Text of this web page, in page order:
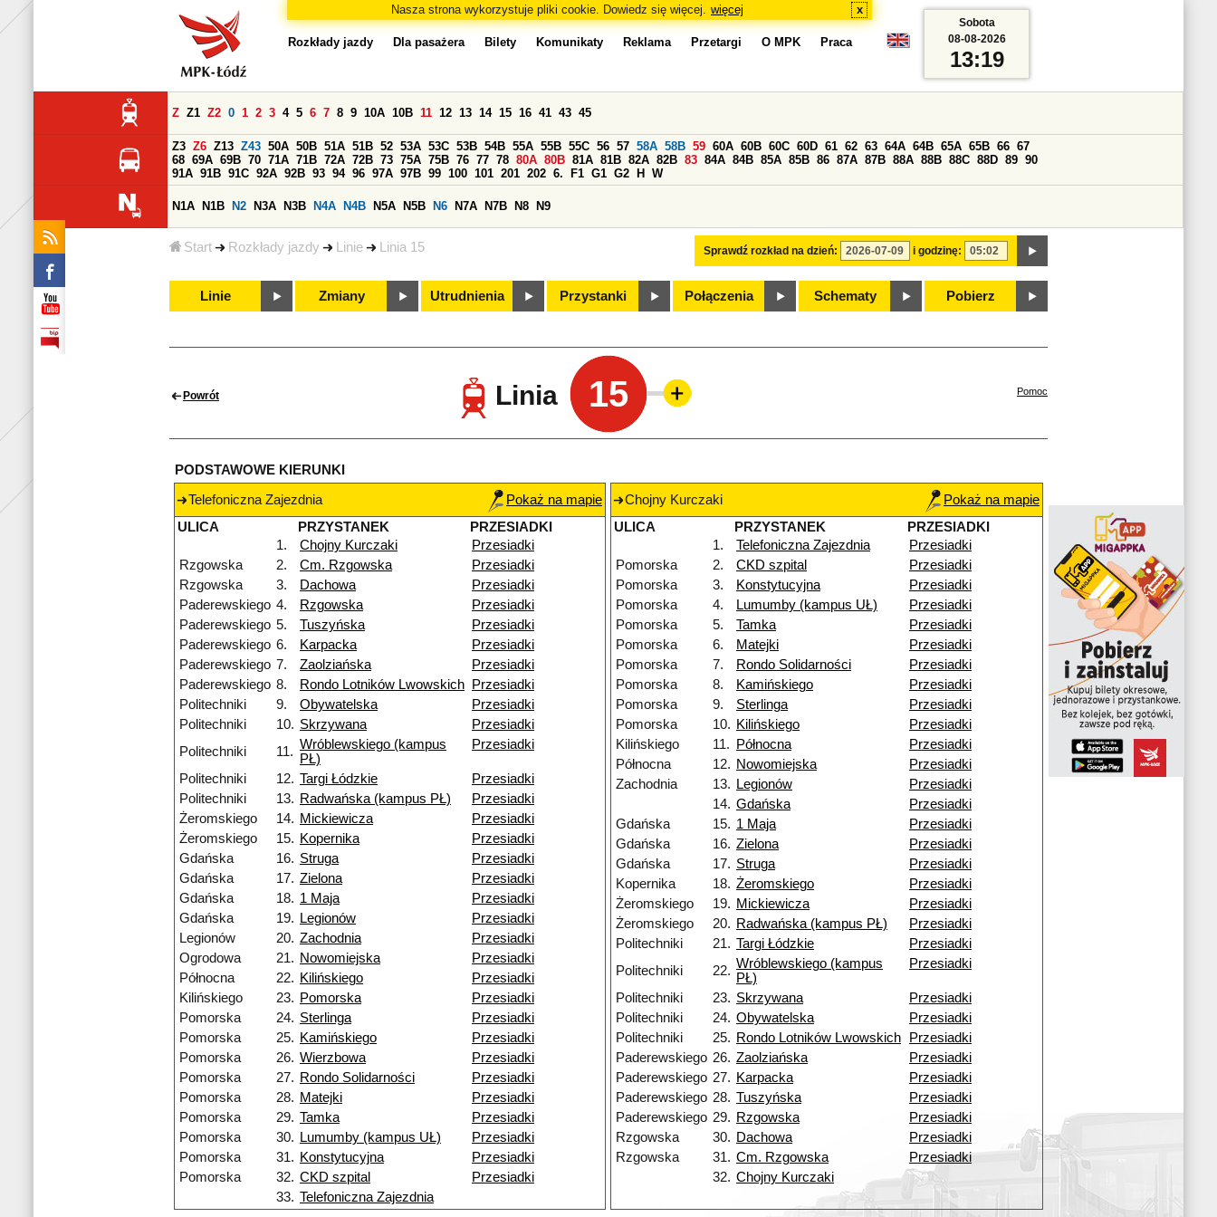
Nasza strona wykorzystuje pliki cookie. Dowiedz się więcej. więcej x
Start Rozkłady jazdy Linie Linia 15
Rozkłady jazdy Dla pasażera Bilety Komunikaty Reklama Przetargi O MPK Praca
Sprawdź rozkład na dzień: i godzinę:
Z Z1 Z2 0 1 2 3 4 5 6 7 8 9 10A 10B 11 12 13 14 15 16 41 43 45
Z3 Z6 Z13 Z43 50A 50B 51A 51B 52 53A 53C 53B 54B 55A 55B 55C 56 57 58A 58B 59 60A 60B 60C 60D 61 62 63 64A 64B 65A 65B 66 67
68 69A 69B 70 71A 71B 72A 72B 73 75A 75B 76 77 78 80A 80B 81A 81B 82A 82B 83 84A 84B 85A 85B 86 87A 87B 88A 88B 88C 88D 89 90
91A 91B 91C 92A 92B 93 94 96 97A 97B 99 100 101 201 202 6. F1 G1 G2 H W
N1A N1B N2 N3A N3B N4A N4B N5A N5B N6 N7A N7B N8 N9
Linie Zmiany Utrudnienia Przystanki Połączenia Schematy Pobierz
Sobota
08-08-2026
13:19
Powrót Linia 15 Pomoc
PODSTAWOWE KIERUNKI
Telefoniczna Zajezdnia
Pokaż na mapie
ULICA
PRZYSTANEK
PRZESIADKI
1.
Chojny Kurczaki
Przesiadki
Rzgowska
2. Cm. Rzgowska
Przesiadki
Rzgowska
3. Dachowa
Przesiadki
Paderewskiego 4. Rzgowska
Przesiadki
Paderewskiego 5. Tuszyńska
Przesiadki
Paderewskiego 6. Karpacka
Przesiadki
Paderewskiego 7. Zaolziańska
Przesiadki
Paderewskiego 8. Rondo Lotników Lwowskich
Przesiadki
Politechniki
9. Obywatelska
Przesiadki
Politechniki
10. Skrzywana
Przesiadki
Politechniki
11. Wróblewskiego (kampus
PŁ)
Przesiadki
Politechniki 12. Targi Łódzkie
Przesiadki
Politechniki
13. Radwańska (kampus PŁ)
Przesiadki
Żeromskiego
14. Mickiewicza
Przesiadki
Żeromskiego
15. Kopernika
Przesiadki
Gdańska
16. Struga
Przesiadki
Gdańska
17. Zielona
Przesiadki
Gdańska
18. 1 Maja
Przesiadki
Gdańska
19. Legionów
Przesiadki
Legionów
20. Zachodnia
Przesiadki
Ogrodowa
21. Nowomiejska
Przesiadki
Północna
22. Kilińskiego
Przesiadki
Kilińskiego
23. Pomorska
Przesiadki
Pomorska
24. Sterlinga
Przesiadki
Pomorska
25. Kamińskiego
Przesiadki
Pomorska
26. Wierzbowa
Przesiadki
Pomorska
27. Rondo Solidarności
Przesiadki
Pomorska
28. Matejki
Przesiadki
Pomorska
29. Tamka
Przesiadki
Pomorska
30. Lumumby (kampus UŁ)
Przesiadki
Pomorska
31. Konstytucyjna
Przesiadki
Pomorska
32. CKD szpital
Przesiadki
33. Telefoniczna Zajezdnia
Chojny Kurczaki
Pokaż na mapie
ULICA
PRZYSTANEK
PRZESIADKI
1.
Telefoniczna Zajezdnia
Przesiadki
Pomorska
2. CKD szpital
Przesiadki
Pomorska
3. Konstytucyjna
Przesiadki
Pomorska
4. Lumumby (kampus UŁ)
Przesiadki
Pomorska
5. Tamka
Przesiadki
Pomorska
6. Matejki
Przesiadki
Pomorska
7. Rondo Solidarności
Przesiadki
Pomorska
8. Kamińskiego
Przesiadki
Pomorska
9. Sterlinga
Przesiadki
Pomorska
10. Kilińskiego
Przesiadki
Kilińskiego
11. Północna
Przesiadki
Północna
12. Nowomiejska
Przesiadki
Zachodnia
13. Legionów
Przesiadki
14. Gdańska
Przesiadki
Gdańska
15. 1 Maja
Przesiadki
Gdańska
16. Zielona
Przesiadki
Gdańska
17. Struga
Przesiadki
Kopernika
18. Żeromskiego
Przesiadki
Żeromskiego
19. Mickiewicza
Przesiadki
Żeromskiego
20. Radwańska (kampus PŁ)
Przesiadki
Politechniki
21. Targi Łódzkie
Przesiadki
Politechniki
22. Wróblewskiego (kampus
PŁ)
Przesiadki
Politechniki 23. Skrzywana
Przesiadki
Politechniki
24. Obywatelska
Przesiadki
Politechniki
25. Rondo Lotników Lwowskich
Przesiadki
Paderewskiego 26. Zaolziańska
Przesiadki
Paderewskiego 27. Karpacka
Przesiadki
Paderewskiego 28. Tuszyńska
Przesiadki
Paderewskiego 29. Rzgowska
Przesiadki
Rzgowska
30. Dachowa
Przesiadki
Rzgowska
31. Cm. Rzgowska
Przesiadki
32. Chojny Kurczaki